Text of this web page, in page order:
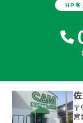
HPを
宮